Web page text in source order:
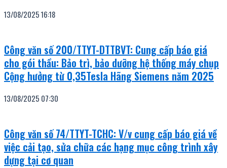
13/08/202516:18
Công văn số 200/TTYT-DTTBVT: Cung cấp báo giá
cho gói thầu: Bảo trì, bảo dưỡng hệ thống máy chụp
Cộng hưởng từ 0,35Tesla Hãng Siemens năm 2025
13/08/2025 07:30
Công văn số 74/TTYT-TCHC: V/v cung cấp báo giá về
việc cải tạo, sửa chữa các hạng mục công trình xây
dựng tại cơ quan